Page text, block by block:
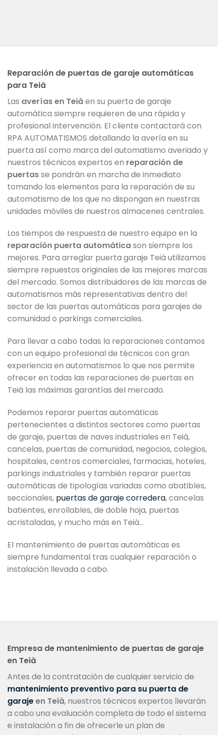
Reparación de puertas de garaje automáticas
para Teià
Las averías en Teiàen su puerta de garaje
automática siempre requieren de una rápida y
profesional intervención. El cliente contactará con
RPA AUTOMATISMOS detallando la avería en su
puerta así como marca del automatismo averiado y
nuestros técnicos expertos en reparación de
puertasse pondrán en marcha de inmediato
tomando los elementos para la reparación de su
automatismo de los que no dispongan en nuestras
unidades móviles de nuestros almacenes centrales.
Los tiempos de respuesta de nuestro equipo en la
reparación puerta automáticason siempre los
mejores. Para arreglar puerta garaje Teià utilizamos
siempre repuestos originales de las mejores marcas
del mercado. Somos distribuidores de las marcas de
automatismos más representativas dentro del
sector de las puertas automáticas para garajes de
comunidad o parkings comerciales.
Para llevar a cabo todas la reparaciones contamos
con un equipo profesional de técnicos con gran
experiencia en automatismos lo que nos permite
ofrecer en todas las reparaciones de puertas en
Teià las máximas garantías del mercado.
Podemos reparar puertas automáticas
pertenecientes a distintos sectores como puertas
de garaje, puertas de naves industriales en Teià,
cancelas, puertas de comunidad, negocios, colegios,
hospitales, centros comerciales, farmacias, hoteles,
parkings industriales y también reparar puertas
automáticas de tipologías variadas como abatibles,
seccionales, puertas de garaje corredera, cancelas
batientes, enrollables, de doble hoja, puertas
acristaladas, y mucho más en Teià…
El mantenimiento de puertas automáticas es
siempre fundamental tras cualquier reparación o
instalación llevada a cabo.
Empresa de mantenimiento de puertas de garaje
en Teià
Antes de la contratación de cualquier servicio de
mantenimiento preventivo para su puerta de
garajeen Teià, nuestros técnicos expertos llevarán
a cabo una evaluación completa de todo el sistema
e instalación a fin de ofrecerle un plan de